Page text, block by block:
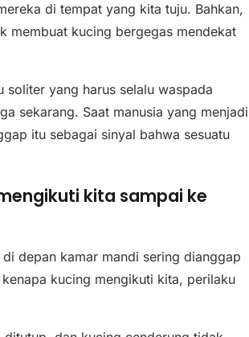
di tempat yang kita tuju. Bahkan,
membuat kucing bergegas mendekat
yang harus selalu waspada
sekarang. Saat manusia yang menjadi
itu sebagai sinyal bahwa sesuatu
kita sampai ke
depan kamar mandi sering dianggap
kucing mengikuti kita, perilaku